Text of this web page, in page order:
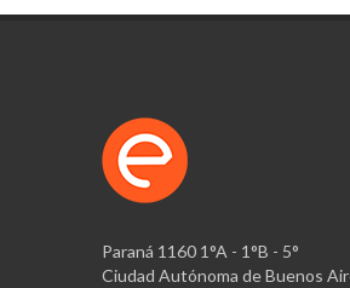
Paraná 1160 1°A - 1°B - 5°
Ciudad Autónoma de Buenos